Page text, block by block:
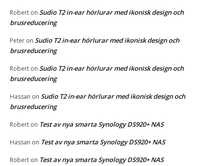
Robert on Sudio T2 in-ear hörlurar med ikonisk design och
brusreducering
Peter on Sudio T2 in-ear hörlurar med ikonisk design och
brusreducering
Robert on Sudio T2 in-ear hörlurar med ikonisk design och
brusreducering
Hassan on Sudio T2 in-ear hörlurar med ikonisk design och
brusreducering
Robert on Test av nya smarta Synology DS920+ NAS
Hassan on Test av nya smarta Synology DS920+ NAS
Robert on Test av nya smarta Synology DS920+ NAS